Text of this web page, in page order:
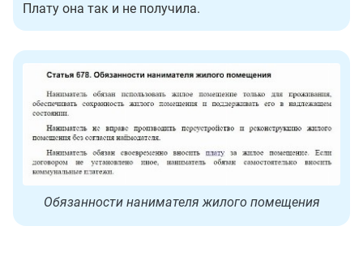
Плату она так и не получила.
Обязанности нанимателя жилого помещения